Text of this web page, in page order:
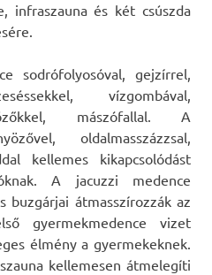
infraszauna és két csúszda
sodrófolyosóval, gejzírrel,
vízgombával,
mászófallal. A
oldalmasszázzsal,
kellemes kikapcsolódást
A jacuzzi medence
buzgárjai átmasszírozzák az
gyermekmedence vizet
élmény a gyermekeknek.
kellemesen átmelegíti